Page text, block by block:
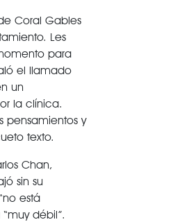
Coral Gables
Les
para
el llamado
un
la clínica.
pensamientos y
texto.
Chan,
sin su
está
débil”.